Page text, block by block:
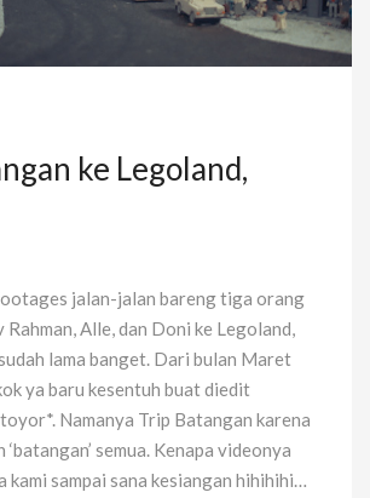
ke Legoland,
jalan-jalan bareng tiga orang
Alle, dan Doni ke Legoland,
lama banget. Dari bulan Maret
ya baru kesentuh buat diedit
Namanya Trip Batangan karena
semua. Kenapa videonya
kami sampai sana kesiangan hihihihi…